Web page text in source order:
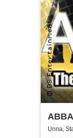
Show
Unna,